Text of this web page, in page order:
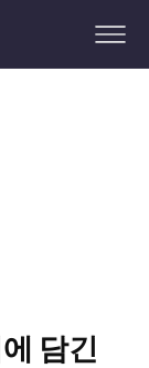
담긴